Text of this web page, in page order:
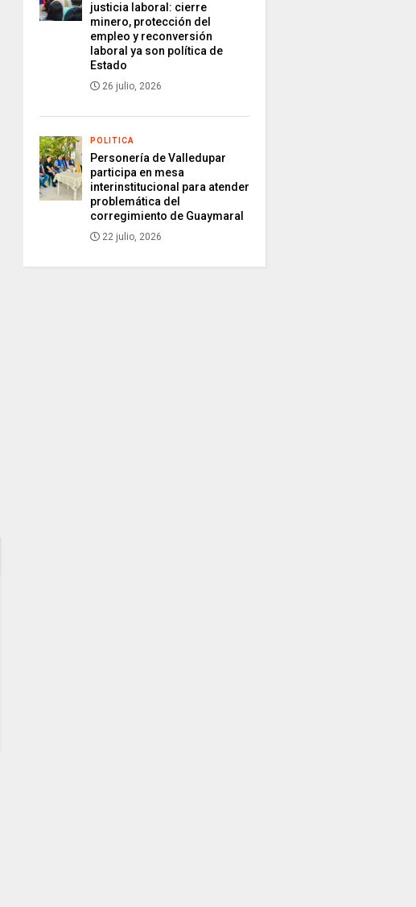
justicia laboral: cierre
minero, protección del
empleo y reconversión
laboral ya son política de
Estado
26 julio, 2026
POLITICA
Personería de Valledupar
participa en mesa
interinstitucional para atender
problemática del
corregimiento de Guaymaral
22 julio, 2026